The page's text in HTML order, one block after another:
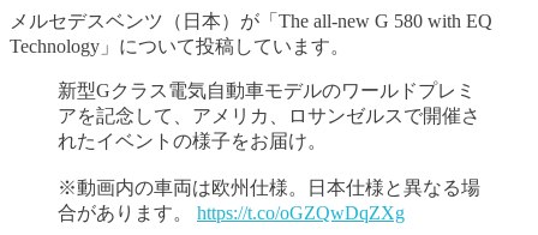
メルセデスベンツ（日本）が「The all-new G 580 with EQ
Technology」について投稿しています。
新型Gクラス電気自動車モデルのワールドプレミ
アを記念して、アメリカ、ロサンゼルスで開催さ
れたイベントの様子をお届け。
※動画内の車両は欧州仕様。日本仕様と異なる場
合があります。 https://t.co/oGZQwDqZXg